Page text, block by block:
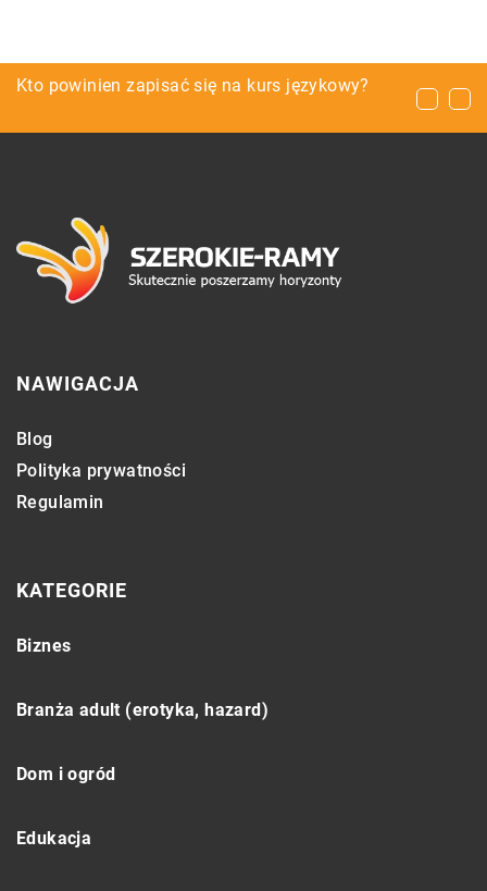
O czym pamiętać przy wyposażaniu lokalu
Kto powinien zapisać się na kurs językowy?
Płotki do ogrodu jako sposób na aranżację
NAWIGACJA
Blog
Polityka prywatności
Regulamin
KATEGORIE
Biznes
Branża adult (erotyka, hazard)
Dom i ogród
Edukacja